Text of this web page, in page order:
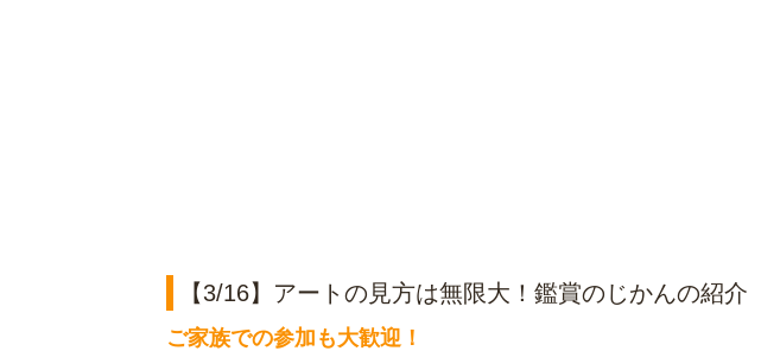
【3/16】アートの見方は無限大！鑑賞のじかんの紹介
ご家族での参加も大歓迎！